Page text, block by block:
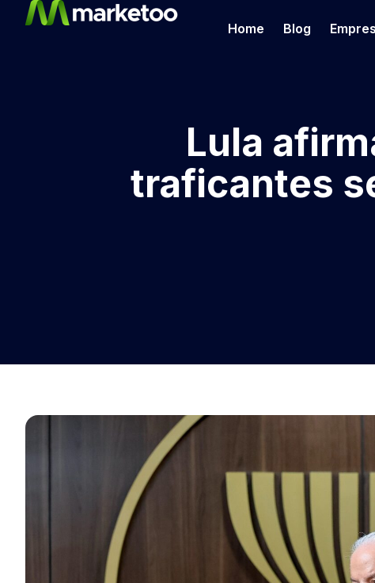
Home Blog
Lula
traficantes